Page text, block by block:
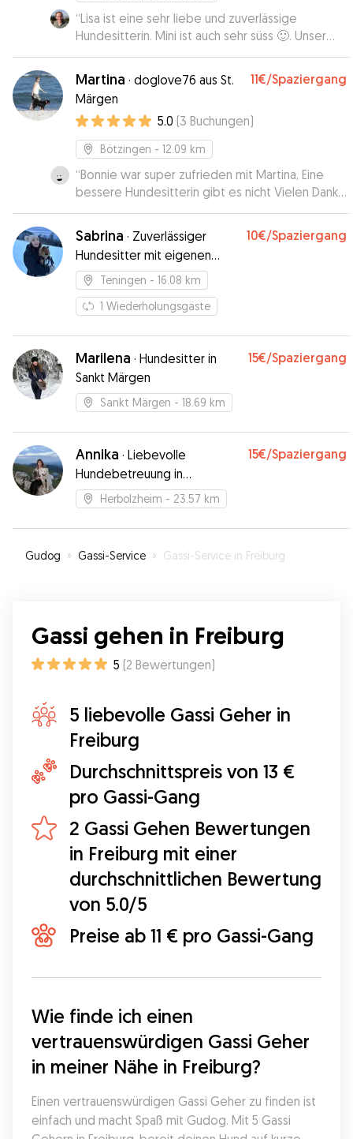
“Lisa ist eine sehr liebe und zuverlässige
Hundesitterin. Mini ist auch sehr süss 🙂. Unser
Spaniel Fritz hat sich bei Lisa sehr wohlgefühlt,
und freut sich auf den nächsten Besuch. Es war
für uns auch sehr praktisch, dass Lisa eine Abhol-
und Abgabedienst anbietet. Ich empfehle Lisa
mit Begeisterung! ”
Martina · doglove76 aus St.
Märgen
11€/Spaziergang
5.0 (3 Buchungen)
Bötzingen - 12.09 km
“Bonnie war super zufrieden mit Martina, Eine
bessere Hundesitterin gibt es nicht Vielen Dank
Martina, gerne wieder!!!”
Sabrina · Zuverlässiger
Hundesitter mit eigenen
Hund
10€/Spaziergang
Teningen - 16.08 km
1 Wiederholungsgäste
Marilena · Hundesitter in
Sankt Märgen
15€/Spaziergang
Sankt Märgen - 18.69 km
Annika · Liebevolle
Hundebetreuung in
Traumkulisse
15€/Spaziergang
Herbolzheim - 23.57 km
Gudog » Gassi-Service » Gassi-Service in Freiburg
Gassi gehen in Freiburg
5 (2 Bewertungen)
5 liebevolle Gassi Geher in
Freiburg
Durchschnittspreis von 13 €
pro Gassi-Gang
2 Gassi Gehen Bewertungen
in Freiburg mit einer
durchschnittlichen Bewertung
von 5.0/5
Preise ab 11 € pro Gassi-Gang
Wie finde ich einen
vertrauenswürdigen Gassi Geher
in meiner Nähe in Freiburg?
Einen vertrauenswürdigen Gassi Geher zu finden ist
einfach und macht Spaß mit Gudog. Mit 5 Gassi